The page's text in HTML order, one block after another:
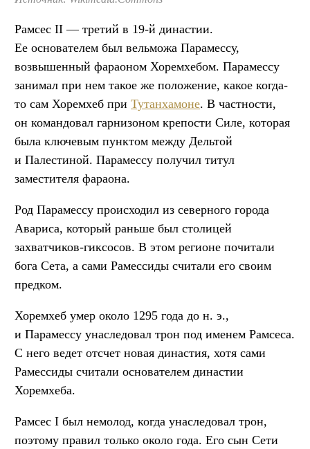
Рамсес II — третий в 19-й династии.
Ее основателем был вельможа Парамессу,
возвышенный фараоном Хоремхебом. Парамессу
занимал при нем такое же положение, какое когда-
то сам Хоремхеб при Тутанхамоне. В частности,
он командовал гарнизоном крепости Силе, которая
была ключевым пунктом между Дельтой
и Палестиной. Парамессу получил титул
заместителя фараона.
Род Парамессу происходил из северного города
Авариса, который раньше был столицей
захватчиков-гиксосов. В этом регионе почитали
бога Сета, а сами Рамессиды считали его своим
предком.
Хоремхеб умер около 1295 года до н. э.,
и Парамессу унаследовал трон под именем Рамсеса.
С него ведет отсчет новая династия, хотя сами
Рамессиды считали основателем династии
Хоремхеба.
Рамсес I был немолод, когда унаследовал трон,
поэтому правил только около года. Его сын Сети